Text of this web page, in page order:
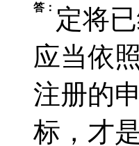
答： 定将
应当依
注册的
标，才